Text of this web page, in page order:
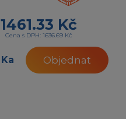
1461.33 Kč
Cena s DPH: 1636.69 Kč
Ka Objednat